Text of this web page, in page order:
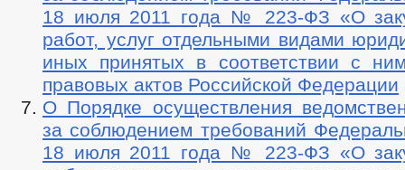
18 июля 2011 года № 223-ФЗ «О
работ, услуг отдельными видами
иных принятых в соответствии с
правовых актов Российской Федерации
О Порядке осуществления
за соблюдением требований
18 июля 2011 года № 223-ФЗ «О